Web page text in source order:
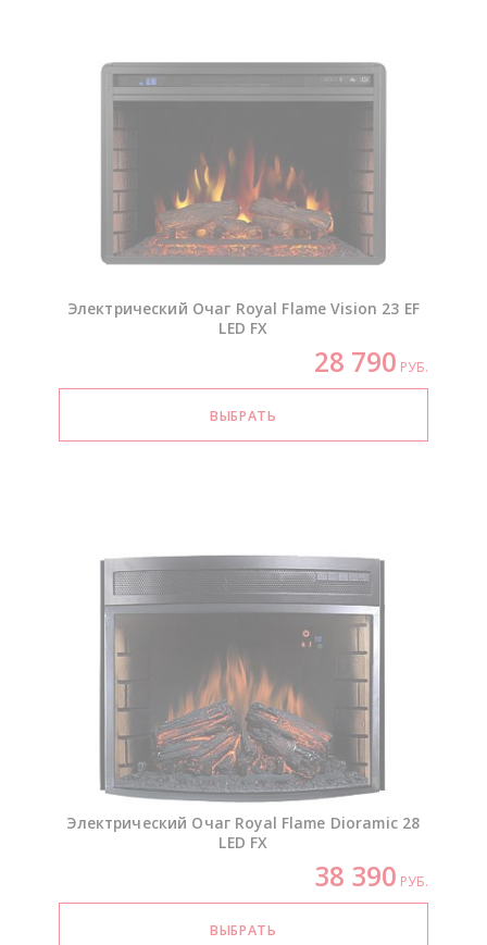
Электрический Очаг Royal Flame Vision 23 EF
LED FX
28 790 РУБ.
Электрический Очаг Royal Flame Dioramic 28
LED FX
38 390 РУБ.